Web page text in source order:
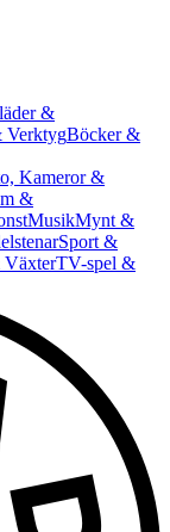
&
VerktygBöcker &
Kameror &
&
MusikMynt &
Sport &
VäxterTV-spel &